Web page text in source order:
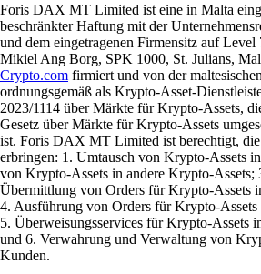
Foris DAX MT Limited ist eine in Malta
beschränkter Haftung mit der
und dem eingetragenen Firmensitz auf
Mikiel Ang Borg, SPK 1000, St. Julians,
Crypto.com firmiert und von der
ordnungsgemäß als Krypto-Asset-
2023/1114 über Märkte für Krypto-Assets,
Gesetz über Märkte für Krypto-Assets
ist. Foris DAX MT Limited ist berechtigt, die
erbringen: 1. Umtausch von Krypto-Assets
von Krypto-Assets in andere Krypto-Assets;
Übermittlung von Orders für Krypto-Assets
4. Ausführung von Orders für Krypto-
5. Überweisungsservices für Krypto-Assets
und 6. Verwahrung und Verwaltung von
Kunden.